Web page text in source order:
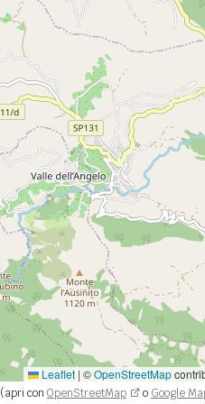
Leaflet | ©OpenStreetMap
(apri con OpenStreetMap o Google